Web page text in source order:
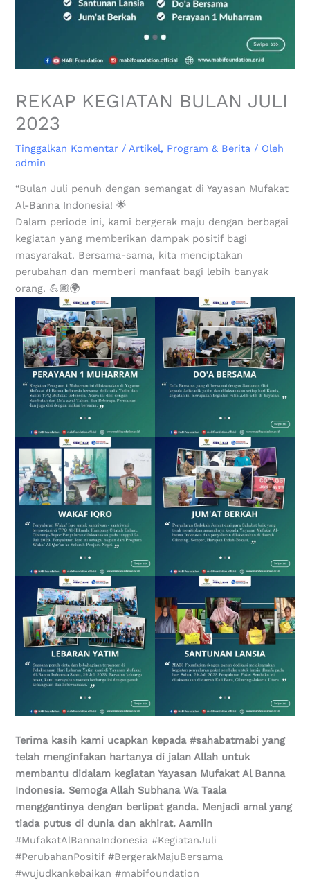
REKAP KEGIATAN BULAN JULI
2023
Tinggalkan Komentar / Artikel, Program & Berita / Oleh
admin
“Bulan Juli penuh dengan semangat di Yayasan Mufakat
Al-Banna Indonesia! 🌟
Dalam periode ini, kami bergerak maju dengan berbagai
kegiatan yang memberikan dampak positif bagi
masyarakat. Bersama-sama, kita menciptakan
perubahan dan memberi manfaat bagi lebih banyak
orang. 💪🏽🌍
Terima kasih kami ucapkan kepada #sahabatmabi yang
telah menginfakan hartanya di jalan Allah untuk
membantu didalam kegiatan Yayasan Mufakat Al Banna
Indonesia. Semoga Allah Subhana Wa Taala
menggantinya dengan berlipat ganda. Menjadi amal yang
tiada putus di dunia dan akhirat. Aamiin
#MufakatAlBannaIndonesia #KegiatanJuli
#PerubahanPositif #BergerakMajuBersama
#wujudkankebaikan #mabifoundation